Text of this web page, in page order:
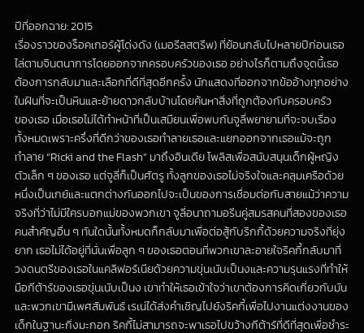
ปีที่ออกฉาย: 2015
เรื่องราวของร็อคเกอร์ผู้โด่งดัง (เมอรีลสตรีพ) ที่ย้อนกลับไปหลายปีก่อนเธอ
ไล่ตามจินตนาการโดยออกจากครอบครัวของเธอ อย่างไรก็ตามถึงจุดนี้เธอ
ต้องการกลับมาและเลือกที่ดีที่สุดอีกครั้ง นักแสดงที่ออกจากข้ออ้างทุกอย่าง
ในฝันที่จะเป็นหินและย้ายดาวกลับบ้านโดยค้นหาสิ่งที่ถูกต้องกับครอบครัว
ของเธอ เมื่อเธอไม่ได้ทำหน้าที่เป็นเสมียนเพื่อพบกันจูลี่พยายามที่จะจบเรื่อง
ทั้งหมดเพราะครึ่งที่ดีกว่าของเธอทำลายเธอและแยกออกจากเธอแม้จะถูก
ทำลาย “Ricki and the Flash” มาถึงอินเดีย โพลิสเพื่อสนับสนุนเด็กผู้หญิง
ตัวเล็ก ๆ ของเธอ แต่จูลี่ก็เป็นศัตรู ทั้งลูกของเธอไม่จริงใจและคลุมเครือด้วย
หนึ่งเป็นเกย์และแตกต่างกันออกไปจะเป็นของการเชื่อมต่อกับสายแม้ว่าความ
จริงที่ว่าไม่มีใครบอกแม่ของพวกเขา จูลี่อนาถามอรีนคู่สมรสคนที่สองของเธอ
คนสำคัญอื่น ๆ ทันใดนั้นทั้งหมดก็กลับมาเพื่อต่อสู้กับริกกี้ด้วยความจริงที่ยุ่ง
ยาก เธอไม่ได้อยู่ที่นั่นเพื่อลูก ๆ ของเธอตอนที่พวกเขาละอายใจริคกี้กลับมาที่
วงดนตรีของเธอในแคลิฟอร์เนียด้วยความขุ่นเนับเป็นงและความรุนแรงที่ทำให้
มือกีต้าร์ของเธอขุ่นเนับเป็นง เขาทำให้เธอเข้าใจว่าเขาต้องการคิดเกี่ยวกับมัน
และพวกเขามีเพศสัมพันธ์ เรเน่ได้ส่งคำเชิญไปยังริคกี้เพื่อไปงานแต่งงานของ
เด็กในฐานะกิ่งมะกอก ริคกี้ไม่สามารถจะพาเธอไปขว้างกีต้าร์ที่ดีที่สุดเพื่อชำระ